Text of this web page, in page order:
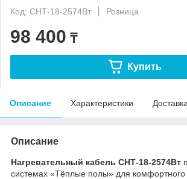
Код: СНТ-18-2574Вт
Розница
98 400 ₸
Купить
Описание Характеристики Доставка
Описание
Нагревательный кабель СНТ-18-2574Вт
системах «Тёплые полы» для комфортного